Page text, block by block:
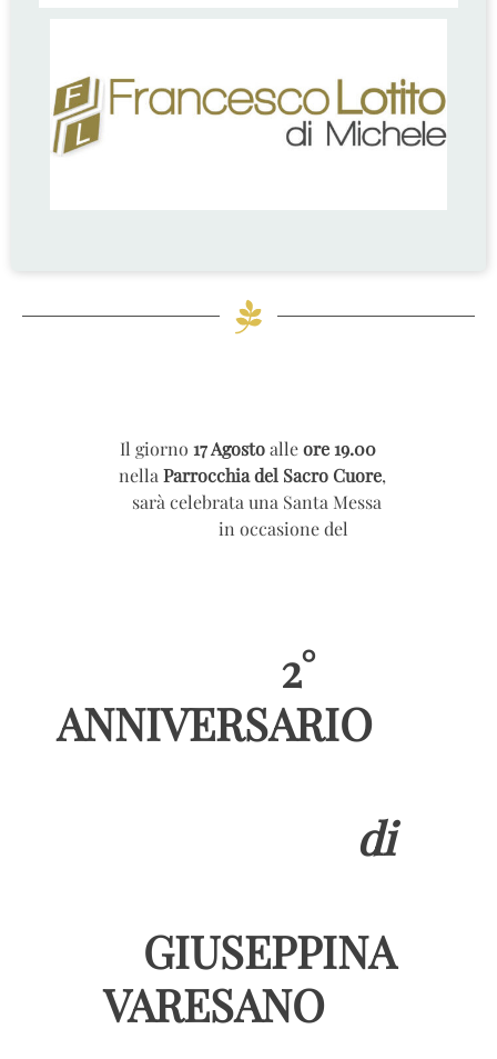
Il giorno 17 Agostoalleore 19.00
nellaParrocchia del Sacro Cuore,
sarà celebrata una Santa Messa
in occasione del
2°
ANNIVERSARIO
di
GIUSEPPINA
VARESANO